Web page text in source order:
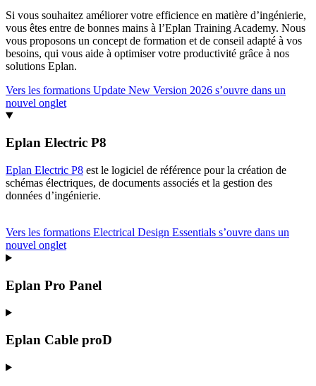
Si vous souhaitez améliorer votre efficience en matière d’ingénierie,
vous êtes entre de bonnes mains à l’Eplan Training Academy. Nous
vous proposons un concept de formation et de conseil adapté à vos
besoins, qui vous aide à optimiser votre productivité grâce à nos
solutions Eplan.
Vers les formations Update New Version 2026 s’ouvre dans un
nouvel onglet
Eplan Electric P8
Eplan Electric P8 est le logiciel de référence pour la création de
schémas électriques, de documents associés et la gestion des
données d’ingénierie.
Vers les formations Electrical Design Essentials s’ouvre dans un
nouvel onglet
Eplan Pro Panel
Eplan Cable proD